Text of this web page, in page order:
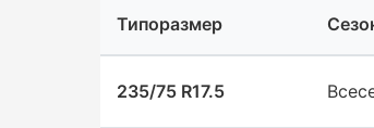
Типоразмер
235/75 R17.5